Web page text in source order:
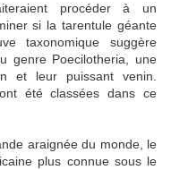
procéder à un
si la tarentule géante
taxonomique suggère
genre Poecilotheria, une
et leur puissant venin.
été classées dans ce
araignée du monde, le
plus connue sous le